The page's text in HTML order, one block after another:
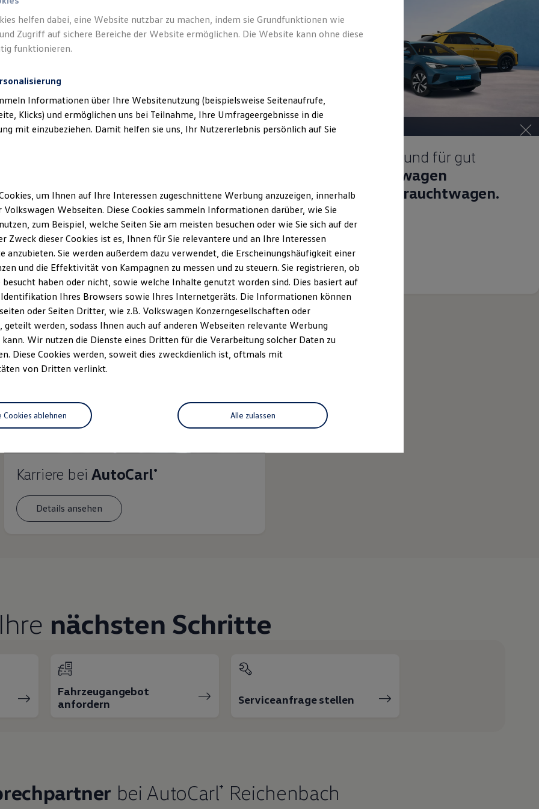
Ab 299,00 €mtl. leasen für Privatkunden | 975,00 €
Sonderzahlung | 48 Monate Laufzeit | Jährliche
Fahrleistung: 10.000 km
Details ansehen
Gepflegt, geprüft und für gut
Volkswagen
Zertifizierte Gebrauchtwagen.
Details ansehen
Karriere bei AutoCarl⁺
Details ansehen
Ihre nächsten Schritte
Fahrzeugangebot
anfordern
Serviceanfrage stellen
bei AutoCarl⁺ Reichenbach
helfen dabei, eine Website nutzbar zu machen, indem sie Grundfunktionen wie
Zugriff auf sichere Bereiche der Website ermöglichen. Die Website kann ohne diese
funktionieren.
Informationen über Ihre Websitenutzung (beispielsweise Seitenaufrufe,
Klicks) und ermöglichen uns bei Teilnahme, Ihre Umfrageergebnisse in die
mit einzubeziehen. Damit helfen sie uns, Ihr Nutzererlebnis persönlich auf Sie
um Ihnen auf Ihre Interessen zugeschnittene Werbung anzuzeigen, innerhalb
Volkswagen Webseiten. Diese Cookies sammeln Informationen darüber, wie Sie
zum Beispiel, welche Seiten Sie am meisten besuchen oder wie Sie sich auf der
Zweck dieser Cookies ist es, Ihnen für Sie relevantere und an Ihre Interessen
anzubieten. Sie werden außerdem dazu verwendet, die Erscheinungshäufigkeit einer
und die Effektivität von Kampagnen zu messen und zu steuern. Sie registrieren, ob
besucht haben oder nicht, sowie welche Inhalte genutzt worden sind. Dies basiert auf
Ihres Browsers sowie Ihres Internetgeräts. Die Informationen können
oder Seiten Dritter, wie z.B. Volkswagen Konzerngesellschaften oder
geteilt werden, sodass Ihnen auch auf anderen Webseiten relevante Werbung
Wir nutzen die Dienste eines Dritten für die Verarbeitung solcher Daten zu
Diese Cookies werden, soweit dies zweckdienlich ist, oftmals mit
von Dritten verlinkt.
Alle zulassen
Cookies ablehnen